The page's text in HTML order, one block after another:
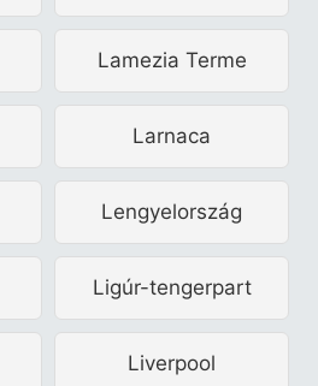
Lamezia Terme
Larnaca
Lengyelország
Ligúr-tengerpart
Liverpool